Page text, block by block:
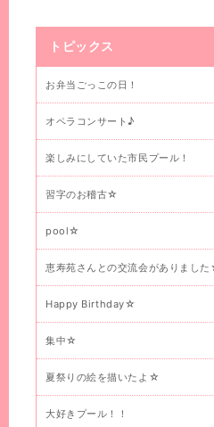
トピックス
お弁当ごっこの日！
オペラコンサート♪
楽しみにしていた市民プール！
習字のお稽古☆
pool☆
恵寿苑さんとの交流会がありまし
Happy Birthday☆
集中☆
夏祭りの絵を描いたよ☆
大好きプール！！